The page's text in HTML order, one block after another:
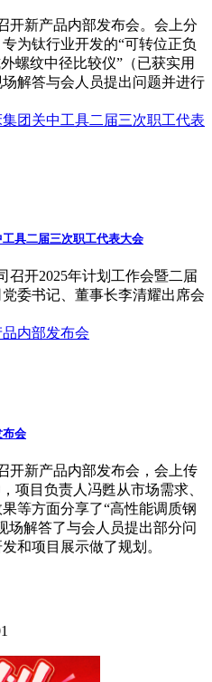
开新产品内部发布会。会上分
为钛行业开发的“可转位正负
螺纹中径比较仪”（已获实用
解答与会人员提出问题并进行
具二届三次职工代表大会
开2025年计划工作会暨二届
委书记、董事长李清耀出席会
布会
新产品内部发布会，会上传
项目负责人冯甦从市场需求、
等方面分享了“高性能调质钢
场解答了与会人员提出部分问
和项目展示做了规划。